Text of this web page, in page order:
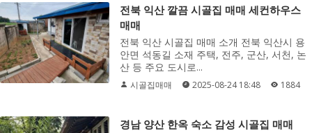
전북 익산 깔끔 시골집 매매 세컨하우스
매매
전북 익산 시골집 매매 소개 전북 익산시 용
안면 석동길 소재 주택, 전주, 군산, 서천, 논
산 등 주요 도시로...
시골집매매 2025-08-24 18:48 1884
경남 양산 한옥 숙소 감성 시골집 매매